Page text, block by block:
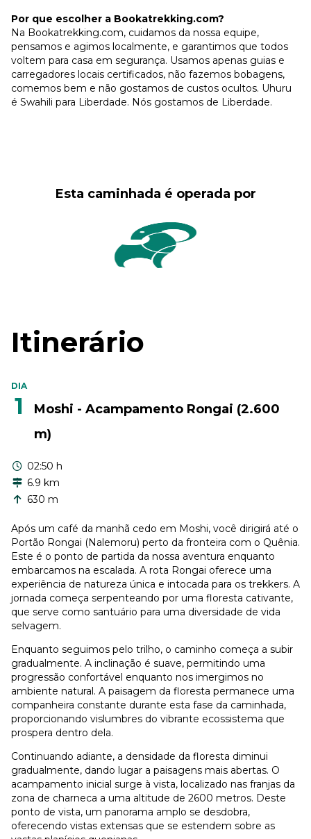
Por que escolher a Bookatrekking.com?
Na Bookatrekking.com, cuidamos da nossa equipe,
pensamos e agimos localmente, e garantimos que todos
voltem para casa em segurança. Usamos apenas guias e
carregadores locais certificados, não fazemos bobagens,
comemos bem e não gostamos de custos ocultos. Uhuru
é Swahili para Liberdade. Nós gostamos de Liberdade.
Esta caminhada é operada por
Itinerário
DIA
1
Moshi - Acampamento Rongai (2.600
m)
02:50 h
6.9 km
630 m
Após um café da manhã cedo em Moshi, você dirigirá até o
Portão Rongai (Nalemoru) perto da fronteira com o Quênia.
Este é o ponto de partida da nossa aventura enquanto
embarcamos na escalada. A rota Rongai oferece uma
experiência de natureza única e intocada para os trekkers. A
jornada começa serpenteando por uma floresta cativante,
que serve como santuário para uma diversidade de vida
selvagem.
Enquanto seguimos pelo trilho, o caminho começa a subir
gradualmente. A inclinação é suave, permitindo uma
progressão confortável enquanto nos imergimos no
ambiente natural. A paisagem da floresta permanece uma
companheira constante durante esta fase da caminhada,
proporcionando vislumbres do vibrante ecossistema que
prospera dentro dela.
Continuando adiante, a densidade da floresta diminui
gradualmente, dando lugar a paisagens mais abertas. O
acampamento inicial surge à vista, localizado nas franjas da
zona de charneca a uma altitude de 2600 metros. Deste
ponto de vista, um panorama amplo se desdobra,
oferecendo vistas extensas que se estendem sobre as